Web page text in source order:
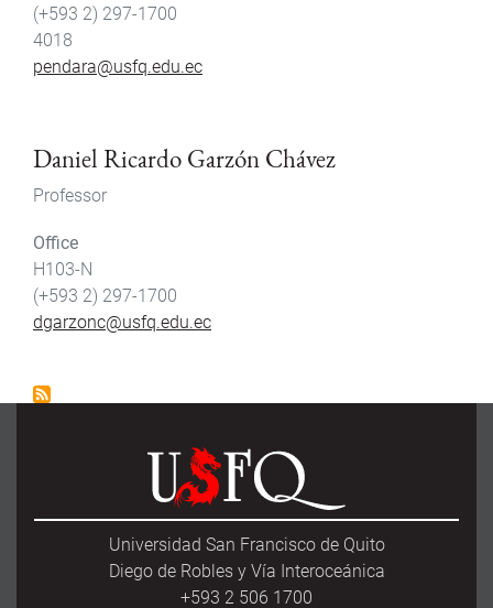
(+593 2) 297-1700
4018
pendara@usfq.edu.ec
Daniel Ricardo Garzón Chávez
Professor
Office
H103-N
(+593 2) 297-1700
dgarzonc@usfq.edu.ec
Universidad San Francisco de Quito
Diego de Robles y Vía Interoceánica
+593 2 506 1700